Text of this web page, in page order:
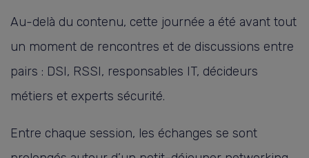
Au-delà du contenu, cette journée a été avant tout
un moment de rencontres et de discussions entre
pairs : DSI, RSSI, responsables IT, décideurs
métiers et experts sécurité.
Entre chaque session, les échanges se sont